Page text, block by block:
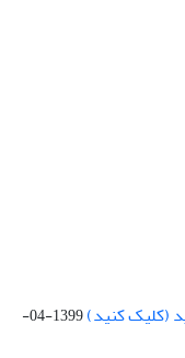
(کلیک کنید)
1399-04-